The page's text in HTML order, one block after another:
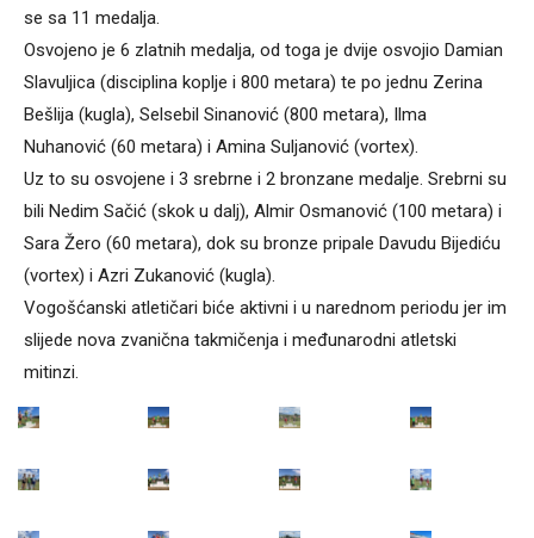
se sa 11 medalja.
Osvojeno je 6 zlatnih medalja, od toga je dvije osvojio Damian
Slavuljica (disciplina koplje i 800 metara) te po jednu Zerina
Bešlija (kugla), Selsebil Sinanović (800 metara), Ilma
Nuhanović (60 metara) i Amina Suljanović (vortex).
Uz to su osvojene i 3 srebrne i 2 bronzane medalje. Srebrni su
bili Nedim Sačić (skok u dalj), Almir Osmanović (100 metara) i
Sara Žero (60 metara), dok su bronze pripale Davudu Bijediću
(vortex) i Azri Zukanović (kugla).
Vogošćanski atletičari biće aktivni i u narednom periodu jer im
slijede nova zvanična takmičenja i međunarodni atletski
mitinzi.